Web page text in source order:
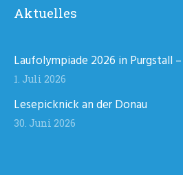
Aktuelles
Laufolympiade 2026 in Purgstall
1. Juli 2026
Lesepicknick an der Donau
30. Juni 2026